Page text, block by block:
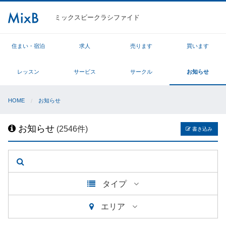
ミックスビークラシファイド
住まい・宿泊 求人 売ります 買います
レッスン サービス サークル お知らせ
HOME お知らせ
お知らせ (2546件) 書き込み
タイプ
エリア